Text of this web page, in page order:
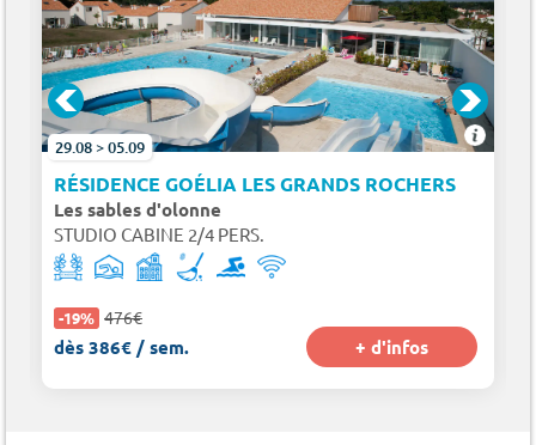
29.08 > 05.09
RÉSIDENCE GOÉLIA LES GRANDS ROCHERS
Les sables d'olonne
STUDIO CABINE 2/4 PERS.
-19% 476€
dès 386€ / sem. + d'infos